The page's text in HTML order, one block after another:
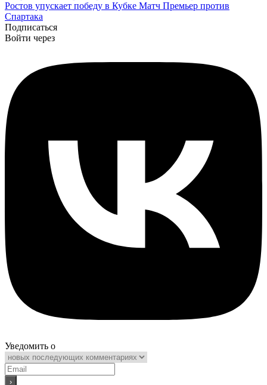
Ростов упускает победу в Кубке Матч Премьер против
Спартака
Подписаться
Войти через
Уведомить о